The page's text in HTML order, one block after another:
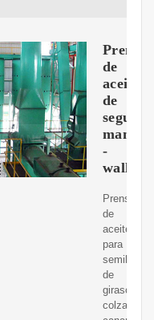
Prensa
de
aceite
de
mano
-
Prensa
de
aceite
para
semillas
de
girasol,
colza,